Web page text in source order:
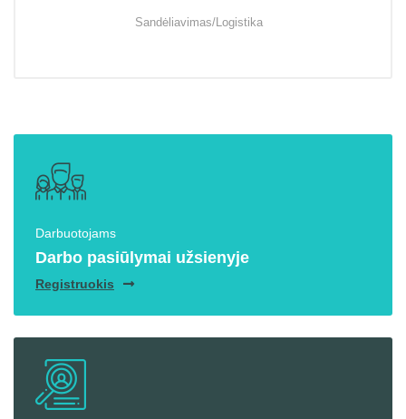
Sandėliavimas/Logistika
Darbuotojams
Darbo pasiūlymai užsienyje
Registruokis